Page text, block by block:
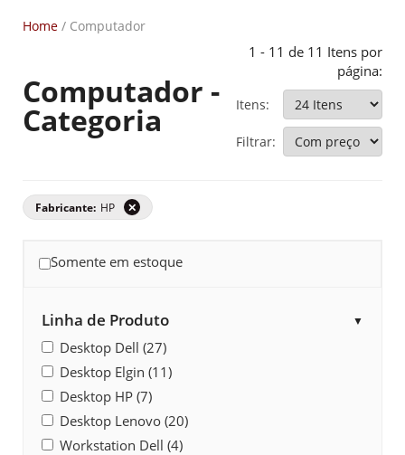
Home / Computador
Computador -
Categoria
1 - 11 de 11 Itens por
página:
Itens:
Filtrar:
Fabricante: HP ✕
Somente em estoque
Linha de Produto ▼
Desktop Dell (27)
Desktop Elgin (11)
Desktop HP (7)
Desktop Lenovo (20)
Workstation Dell (4)